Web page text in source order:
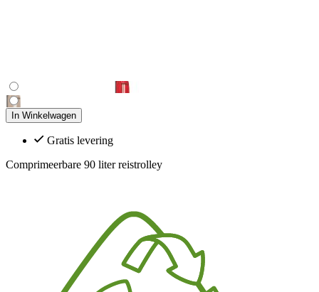
In Winkelwagen
Gratis levering
Comprimeerbare 90 liter reistrolley